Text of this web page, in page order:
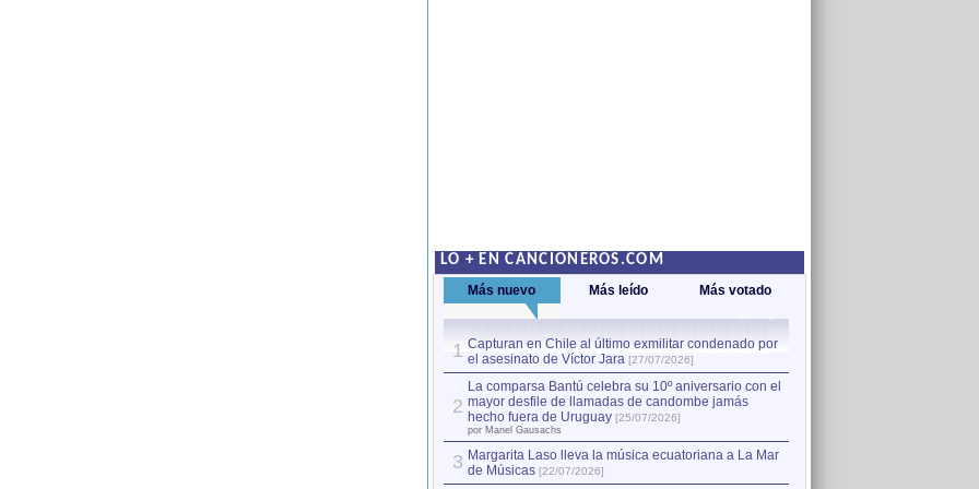
LO + EN CANCIONEROS.COM
Más nuevo Más leído Más votado
1 Capturan en Chile al último exmilitar condenado por
el asesinato de Víctor Jara [27/07/2026]
2
La comparsa Bantú celebra su 10º aniversario con el
mayor desfile de llamadas de candombe jamás
hecho fuera de Uruguay [25/07/2026]
por Manel Gausachs
3 Margarita Laso lleva la música ecuatoriana a La Mar
de Músicas [22/07/2026]